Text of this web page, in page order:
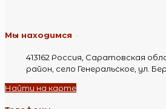
Мы находимся
413162 Россия, Саратовская
район, село Генеральское, ул.
Найти на карте